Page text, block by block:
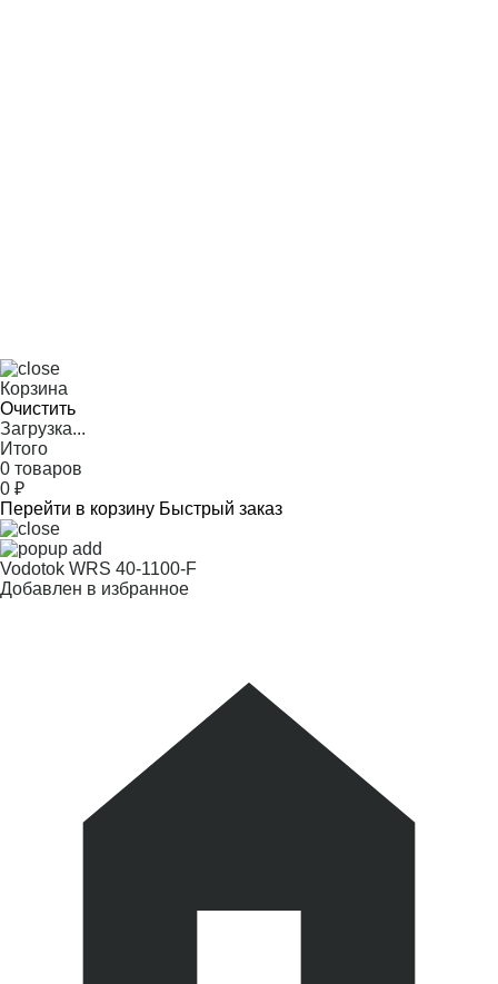
Корзина
Очистить
Загрузка...
Итого
0 товаров
0 ₽
Перейти в корзину Быстрый заказ
Vodotok WRS 40-1100-F
Добавлен в избранное